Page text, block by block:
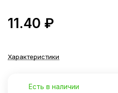
11.40 ₽
Характеристики
Есть в наличии